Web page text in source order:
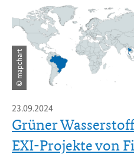
© mapchart
23.09.2024
Grüner
EXI-Projekte von